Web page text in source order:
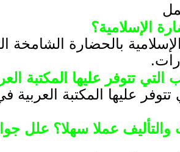
الإسلامية؟
بالحضارة الشامخة
تتوفر عليها المكتبة
عليها المكتبة العربية
عملا سهلا؟ علل